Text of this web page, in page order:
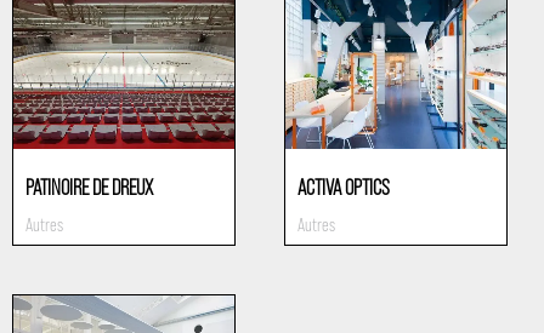
PATINOIRE DE DREUX
Autres
ACTIVA OPTICS
Autres